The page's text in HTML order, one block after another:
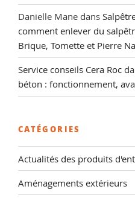
Danielle Mane dans
comment enlever du
Brique, Tomette et Pierre
Service conseils Cera Roc
béton : fonctionnement,
CATÉGORIES
Actualités des produits
Aménagements extérieurs